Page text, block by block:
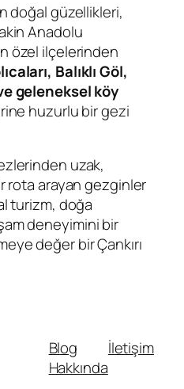
doğal güzellikleri,
Anadolu
özel ilçelerinden
Balıklı Göl,
geleneksel köy
huzurlu bir gezi
uzak,
rota arayan gezginler
turizm, doğa
deneyimini bir
değer bir Çankırı
Blog
Hakkında
İletişim